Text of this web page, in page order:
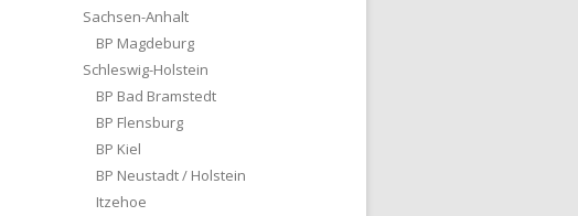
Sachsen-Anhalt
BP Magdeburg
Schleswig-Holstein
BP Bad Bramstedt
BP Flensburg
BP Kiel
BP Neustadt / Holstein
Itzehoe